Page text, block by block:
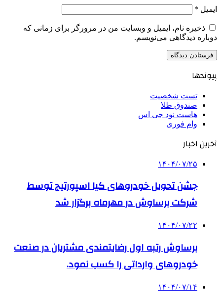
ایمیل *
ذخیره نام، ایمیل و وبسایت من در مرورگر برای زمانی که
دوباره دیدگاهی می‌نویسم.
پیوندها
تست شخصیت
صندوق طلا
هاست نود جی اس
وام فوری
آخرین اخبار
۱۴۰۴/۰۷/۲۵
جشن تحویل خودروهای کیا اسپورتیج توسط
شرکت برساوش در مهرماه برگزار شد
۱۴۰۴/۰۷/۲۲
برساوش رتبه اول رضایتمندی مشتریان در صنعت
خودروهای وارداتی را کسب نمود.
۱۴۰۴/۰۷/۱۴